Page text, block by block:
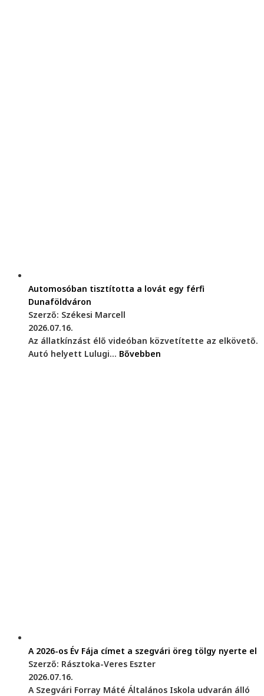
Automosóban tisztította a lovát egy férfi
Dunaföldváron
Szerző: Székesi Marcell
2026.07.16.
Az állatkínzást élő videóban közvetítette az elkövető.
Autó helyett Lulugi... Bővebben
A 2026-os Év Fája címet a szegvári öreg tölgy nyerte el
Szerző: Rásztoka-Veres Eszter
2026.07.16.
A Szegvári Forray Máté Általános Iskola udvarán álló